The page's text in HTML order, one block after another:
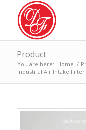
Product
You are here: Home /
Industrial Air Intake Filter